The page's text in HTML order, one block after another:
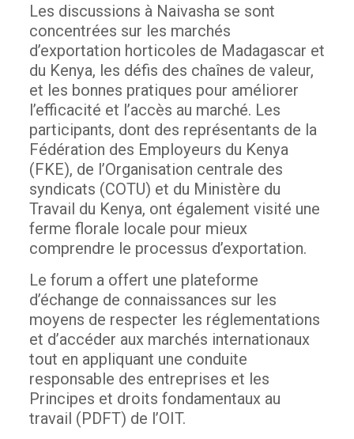
Les discussions à Naivasha se sont
concentrées sur les marchés
d’exportation horticoles de Madagascar et
du Kenya, les défis des chaînes de valeur,
et les bonnes pratiques pour améliorer
l’efficacité et l’accès au marché. Les
participants, dont des représentants de la
Fédération des Employeurs du Kenya
(FKE), de l’Organisation centrale des
syndicats (COTU) et du Ministère du
Travail du Kenya, ont également visité une
ferme florale locale pour mieux
comprendre le processus d’exportation.
Le forum a offert une plateforme
d’échange de connaissances sur les
moyens de respecter les réglementations
et d’accéder aux marchés internationaux
tout en appliquant une conduite
responsable des entreprises et les
Principes et droits fondamentaux au
travail (PDFT) de l’OIT.